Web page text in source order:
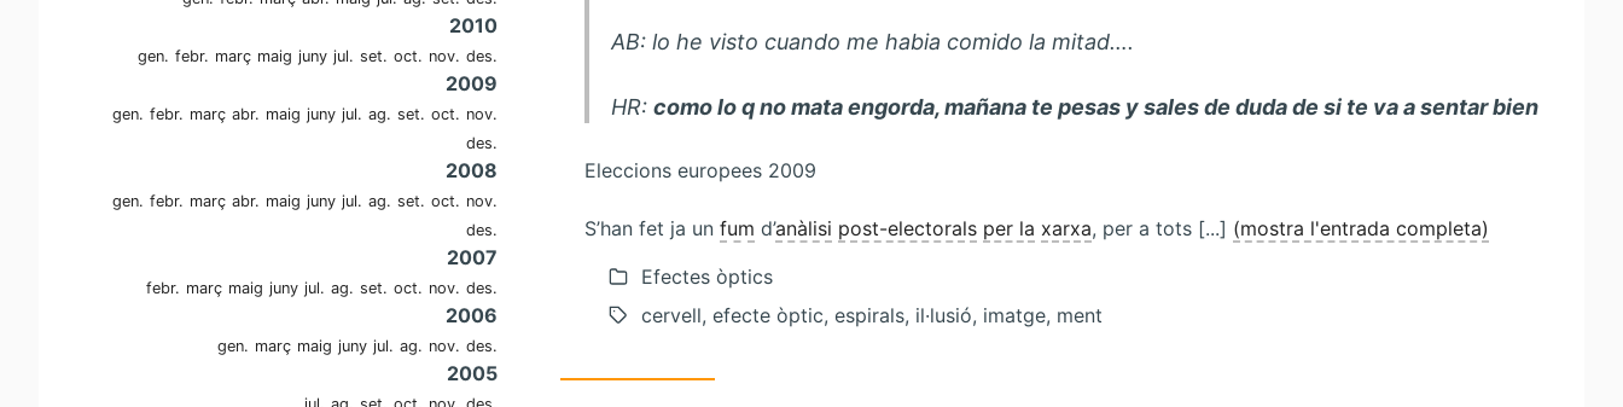
2010
gen. febr. març maig juny jul. set. oct. nov. des.
2009
gen. febr. març abr. maig juny jul. ag. set. oct. nov.
des.
2008
gen. febr. març abr. maig juny jul. ag. set. oct. nov.
des.
2007
febr. març maig juny jul. ag. set. oct. nov. des.
2006
gen. març maig juny jul. ag. nov. des.
2005
AB: lo he visto cuando me habia comido la mitad….
HR: como lo q no mata engorda, mañana te pesas y sales de duda de si te va a sentar bien
Eleccions europees 2009
S’han fet ja un fum d’anàlisi post-electorals per la xarxa, per a tots [...] (mostra l'entrada completa)
Efectes òptics
cervell, efecte òptic, espirals, il·lusió, imatge, ment